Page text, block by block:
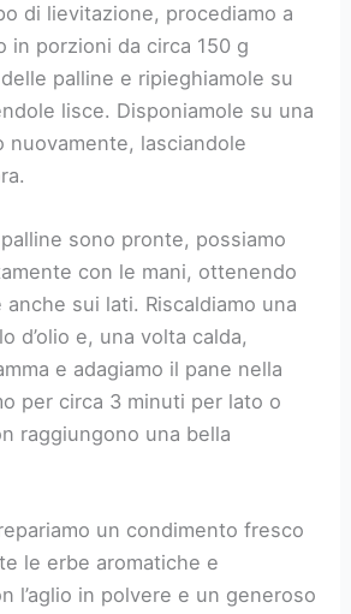
di lievitazione, procediamo a
in porzioni da circa 150 g
palline e ripieghiamole su
lisce. Disponiamole su una
nuovamente, lasciandole
sono pronte, possiamo
con le mani, ottenendo
sui lati. Riscaldiamo una
d’olio e, una volta calda,
e adagiamo il pane nella
per circa 3 minuti per lato o
raggiungono una bella
un condimento fresco
le erbe aromatiche e
l’aglio in polvere e un generoso